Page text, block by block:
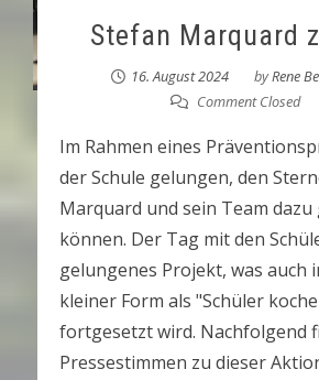
Stefan Marquard
16. August 2024 byRene
Comment Closed
Im Rahmen eines
der Schule gelungen, den
Marquard und sein Team dazu
können. Der Tag mit den
gelungenes Projekt, was auch
kleiner Form als "Schüler
fortgesetzt wird. Nachfolgend
Pressestimmen zu dieser